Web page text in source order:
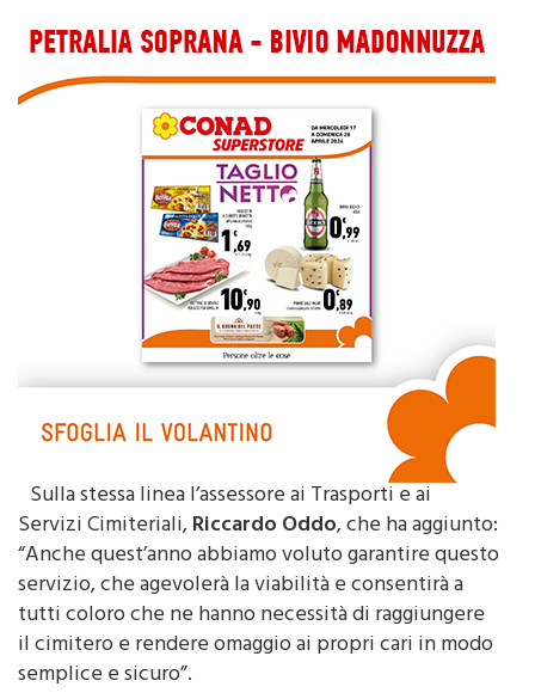
Sulla stessa linea l’assessore ai Trasporti e ai
Servizi Cimiteriali,Riccardo Oddo, che ha aggiunto:
“Anche quest’anno abbiamo voluto garantire questo
servizio, che agevolerà la viabilità e consentirà a
tutti coloro che ne hanno necessità di raggiungere
il cimitero e rendere omaggio ai propri cari in modo
semplice e sicuro”.